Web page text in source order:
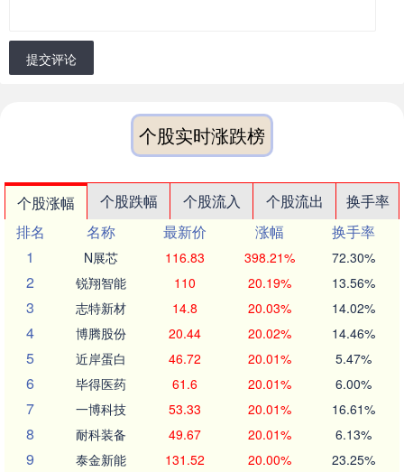
提交评论
个股实时涨跌榜
个股涨幅 个股跌幅 个股流入 个股流出
换手率
排名
名称 最新价 涨幅
换手率
1
N展芯 116.83 398.21% 72.30%
2 锐翔智能 110 20.19% 13.56%
3 志特新材 14.8 20.03% 14.02%
4 博腾股份 20.44 20.02% 14.46%
5 近岸蛋白 46.72 20.01% 5.47%
6 毕得医药 61.6 20.01% 6.00%
7 一博科技 53.33 20.01% 16.61%
8 耐科装备 49.67 20.01% 6.13%
9 泰金新能 131.52 20.00% 23.25%